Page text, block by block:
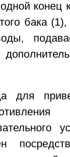
конец
бака
для